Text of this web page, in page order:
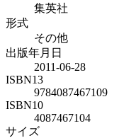
集英社
形式
その他
出版年月日
2011-06-28
ISBN13
9784087467109
ISBN10
4087467104
サイズ